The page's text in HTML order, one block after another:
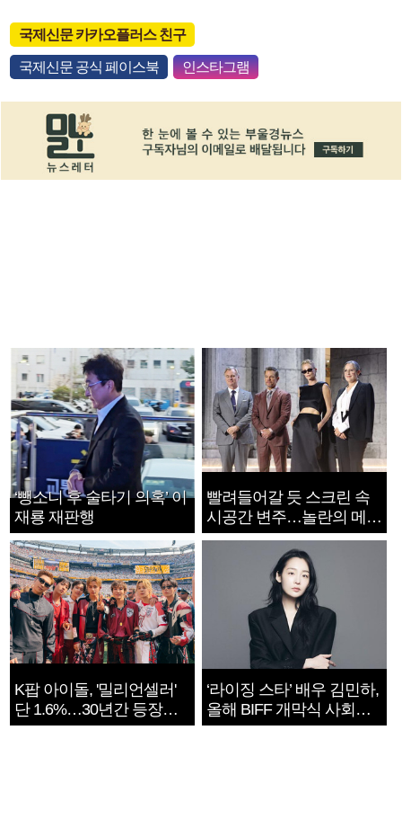
국제신문 카카오플러스 친구
국제신문 공식 페이스북 인스타그램
‘뺑소니 후 술타기 의혹’ 이
재룡 재판행
빨려들어갈 듯 스크린 속
시공간 변주…놀란의 메시
지는 ‘전쟁 속죄’
K팝 아이돌, '밀리언셀러'
단 1.6%…30년간 등장
1182개팀 전수조사
‘라이징 스타’ 배우 김민하,
올해 BIFF 개막식 사회자
확정